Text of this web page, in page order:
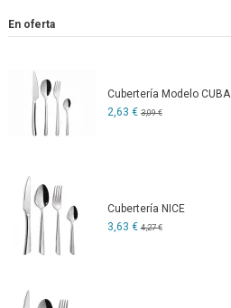
En oferta
Cubertería Modelo CUBA
2,63 € 3,09 €
Cubertería NICE
3,63 € 4,27 €